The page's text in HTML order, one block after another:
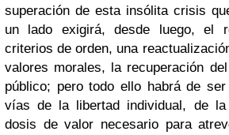
superación de esta insólita crisis
un lado exigirá, desde luego, el
criterios de orden, una
valores morales, la recuperación
público; pero todo ello habrá de
vías de la libertad individual, de la
dosis de valor necesario para